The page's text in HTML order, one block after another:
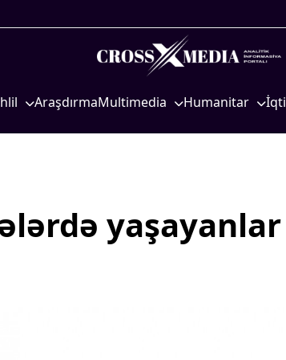
AraşdırmaMultimedia Humanitar
Mədəniyyətimizin